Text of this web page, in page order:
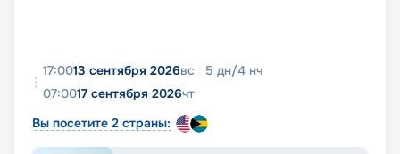
17:0013 сентября 2026вс 5 дн/4 нч
07:0017 сентября 2026чт
Вы посетите 2 страны: